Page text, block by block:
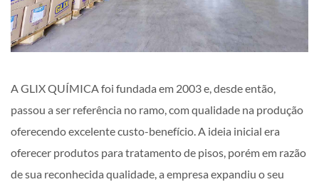
A GLIX QUÍMICA foi fundada em 2003 e, desde então,
passou a ser referência no ramo, com qualidade na produção
oferecendo excelente custo-benefício. A ideia inicial era
oferecer produtos para tratamento de pisos, porém em razão
de sua reconhecida qualidade, a empresa expandiu o seu